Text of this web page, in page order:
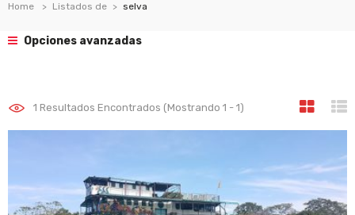
Home Listados de selva
Opciones avanzadas
1 Resultados Encontrados (Mostrando 1 - 1)